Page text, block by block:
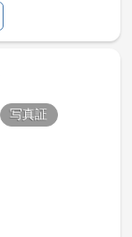
写真証